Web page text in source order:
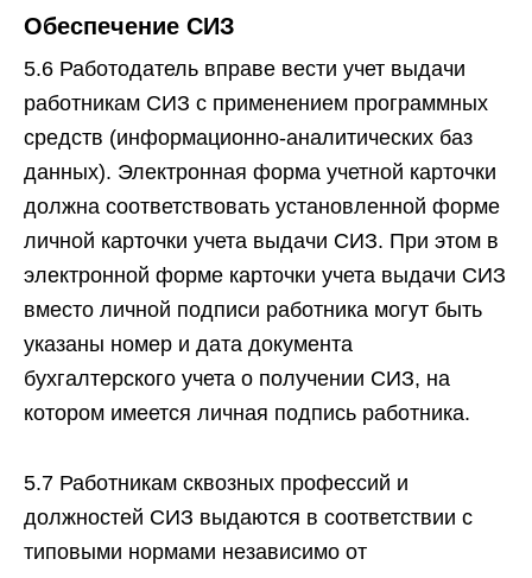
Обеспечение СИЗ
5.6 Работодатель вправе вести учет выдачи
работникам СИЗ с применением программных
средств (информационно-аналитических баз
данных). Электронная форма учетной карточки
должна соответствовать установленной форме
личной карточки учета выдачи СИЗ. При этом в
электронной форме карточки учета выдачи СИЗ
вместо личной подписи работника могут быть
указаны номер и дата документа
бухгалтерского учета о получении СИЗ, на
котором имеется личная подпись работника.
5.7 Работникам сквозных профессий и
должностей СИЗ выдаются в соответствии с
типовыми нормами независимо от